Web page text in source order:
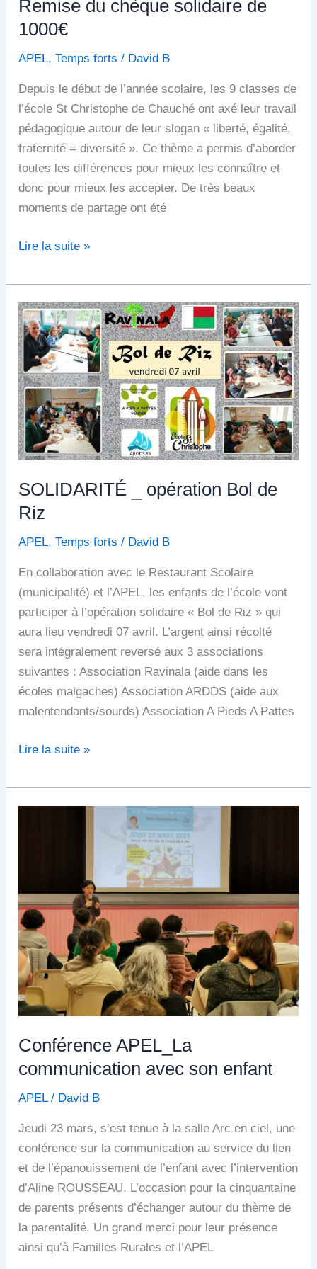
Remise du chèque solidaire de
1000€
APEL,Temps forts / David B
Depuis le début de l’année scolaire, les 9 classes de
l’école St Christophe de Chauché ont axé leur travail
pédagogique autour de leur slogan « liberté, égalité,
fraternité = diversité ». Ce thème a permis d’aborder
toutes les différences pour mieux les connaître et
donc pour mieux les accepter. De très beaux
moments de partage ont été
Lire la suite »
SOLIDARITÉ _ opération Bol de
Riz
APEL,Temps forts / David B
En collaboration avec le Restaurant Scolaire
(municipalité) et l’APEL, les enfants de l’école vont
participer à l’opération solidaire « Bol de Riz » qui
aura lieu vendredi 07 avril. L’argent ainsi récolté
sera intégralement reversé aux 3 associations
suivantes : Association Ravinala (aide dans les
écoles malgaches) Association ARDDS (aide aux
malentendants/sourds) Association A Pieds A Pattes
SOLIDARITÉ
_
opération
Bol
de
Riz
Lire la suite »
Conférence APEL_La
communication avec son enfant
APEL/ David B
Jeudi 23 mars, s’est tenue à la salle Arc en ciel, une
conférence sur la communication au service du lien
et de l’épanouissement de l’enfant avec l’intervention
d’Aline ROUSSEAU. L’occasion pour la cinquantaine
de parents présents d’échanger autour du thème de
la parentalité. Un grand merci pour leur présence
ainsi qu’à Familles Rurales et l’APEL
son
enfant